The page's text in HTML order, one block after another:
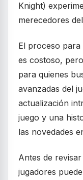
Knight)
merecedores
El proceso
es costoso,
para quienes
avanzadas del
actualización
juego y una
las novedades
Antes de
jugadores